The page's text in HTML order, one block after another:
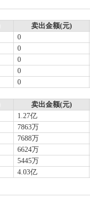
卖出金额(元)
0
0
0
0
0
卖出金额(元)
1.27亿
7863万
7688万
6624万
5445万
4.03亿